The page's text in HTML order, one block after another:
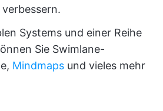
verbessern.
Systems und einer Reihe
Sie Swimlane-
Mindmaps und vieles mehr